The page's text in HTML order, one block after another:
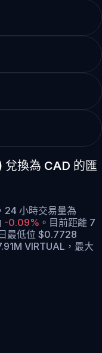
換為 CAD 的匯
小時交易量為
-0.09% 。 目前距離 7
最低位 $0.7728
VIRTUAL，最大